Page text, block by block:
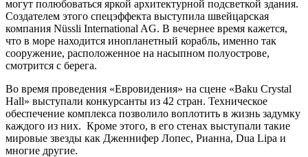
могут полюбоваться яркой архитектурной подсветкой здания.
Создателем этого спецэффекта выступила швейцарская
компания Nüssli International AG. В вечернее время кажется,
что в море находится инопланетный корабль, именно так
сооружение, расположенное на насыпном полуострове,
смотрится с берега.
Во время проведения «Евровидения» на сцене «Baku Crystal
Hall» выступали конкурсанты из 42 стран. Техническое
обеспечение комплекса позволило воплотить в жизнь задумку
каждого из них. Кроме этого, в его стенах выступали такие
мировые звезды как Дженнифер Лопес, Рианна, Dua Lipa и
многие другие.